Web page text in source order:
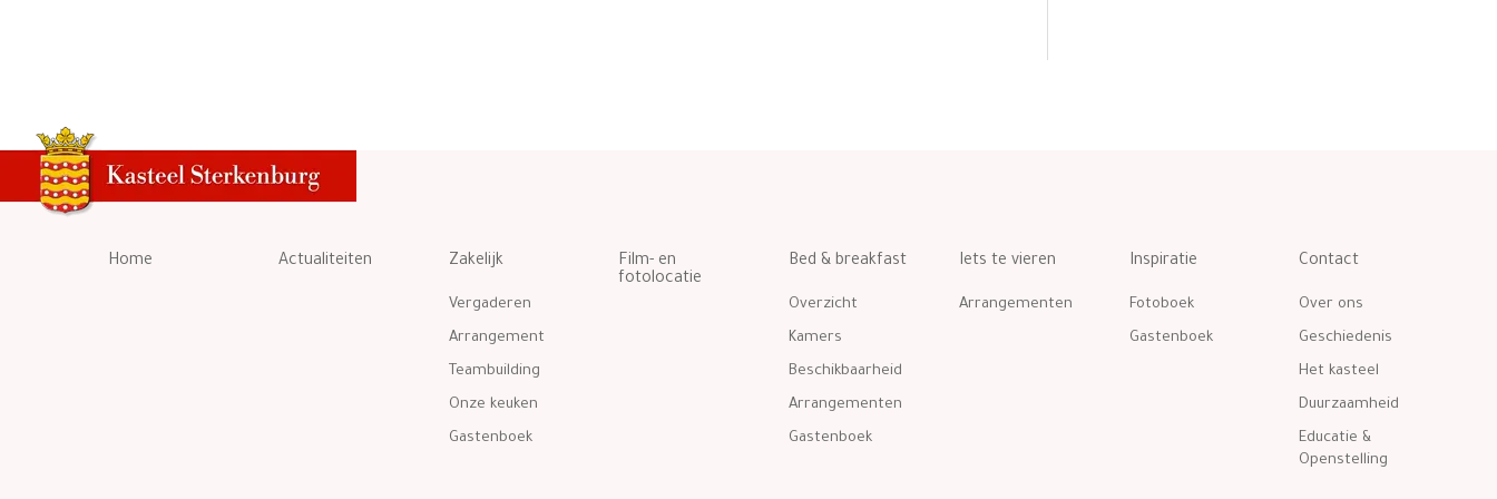
Home Actualiteiten Zakelijk
Vergaderen
Arrangement
Teambuilding
Onze keuken
Gastenboek
Film- en
fotolocatie
Bed & breakfast
Overzicht
Kamers
Beschikbaarheid
Arrangementen
Gastenboek
Iets te vieren
Arrangementen
Inspiratie
Fotoboek
Gastenboek
Contact
Over ons
Geschiedenis
Het kasteel
Duurzaamheid
Educatie &
Openstelling